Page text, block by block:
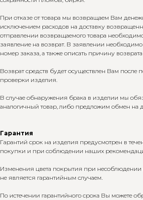
При отказе от товара мы возвращаем Вам
исключением расходов на доставку
отправлении возвращаемого товара
заявление на возврат. В заявлении
номер заказа, а также описать причину
Возврат средств будет осуществлен Вам после
проверки изделия.
В случае обнаружения брака в изделии мы
аналогичный товар, либо предложим обмен на
Гарантия
Гарантий срок на изделия предусмотрен в
покупки и при соблюдении наших
Изменения цвета покрытия при
не является гарантийным случаем.
По истечении гарантийного срока Вы можете